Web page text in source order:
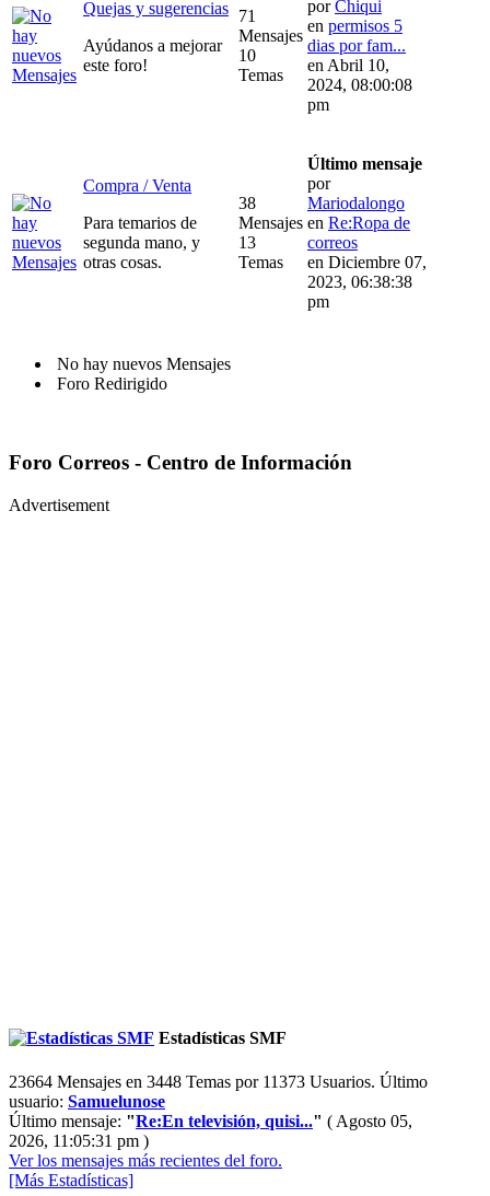
Quejas y sugerencias
Ayúdanos a mejorar
este foro!
71
Mensajes
10
Temas
porChiqui
en permisos 5
dias por fam...
en Abril 10,
2024, 08:00:08
pm
Compra / Venta
Para temarios de
segunda mano, y
otras cosas.
38
Mensajes
13
Temas
Último mensaje
por
Mariodalongo
en Re:Ropa de
correos
en Diciembre 07,
2023, 06:38:38
pm
No hay nuevos Mensajes
Foro Redirigido
Foro Correos - Centro de Información
Advertisement
Estadísticas SMF
23664 Mensajes en 3448 Temas por 11373 Usuarios. Último
usuario: Samuelunose
Último mensaje: "Re:En televisión, quisi..." ( Agosto 05,
2026, 11:05:31 pm )
Ver los mensajes más recientes del foro.
[Más Estadísticas]